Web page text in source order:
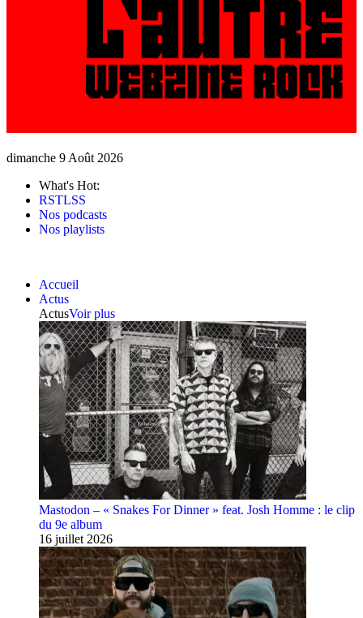
dimanche 9 Août 2026
What's Hot:
RSTLSS
Nos podcasts
Nos playlists
Accueil
Actus
ActusVoir plus
Mastodon – « Snakes For Dinner » feat. Josh Homme : le clip
du 9e album
16 juillet 2026